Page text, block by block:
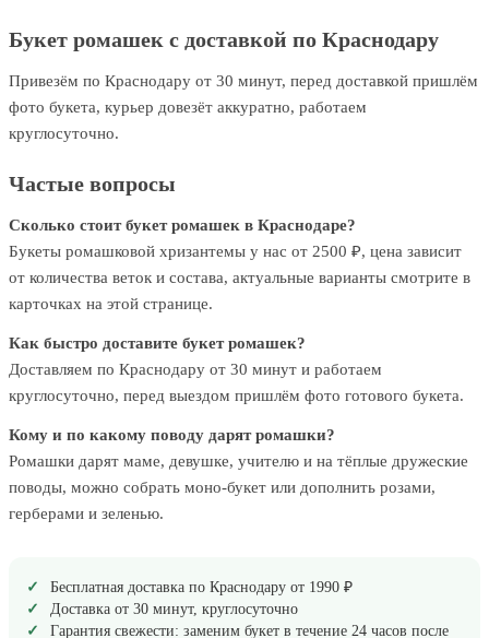
Букет ромашек с доставкой по Краснодару
Привезём по Краснодару от 30 минут, перед доставкой пришлём
фото букета, курьер довезёт аккуратно, работаем
круглосуточно.
Частые вопросы
Сколько стоит букет ромашек в Краснодаре?
Букеты ромашковой хризантемы у нас от 2500 ₽, цена зависит
от количества веток и состава, актуальные варианты смотрите в
карточках на этой странице.
Как быстро доставите букет ромашек?
Доставляем по Краснодару от 30 минут и работаем
круглосуточно, перед выездом пришлём фото готового букета.
Кому и по какому поводу дарят ромашки?
Ромашки дарят маме, девушке, учителю и на тёплые дружеские
поводы, можно собрать моно-букет или дополнить розами,
герберами и зеленью.
Бесплатная доставка по Краснодару от 1990 ₽
Доставка от 30 минут, круглосуточно
Гарантия свежести: заменим букет в течение 24 часов после